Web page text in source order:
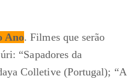
Ano. Filmes que serão
“Sapadores da
Colletive (Portugal); “A